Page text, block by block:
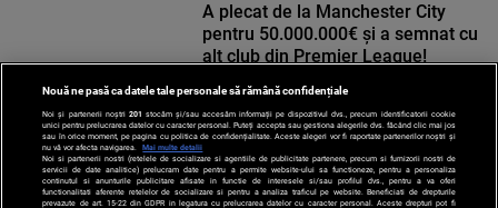
SPORT
A plecat de la Manchester City
pentru 50.000.000€ și a semnat cu
alt club din Premier League!
Nouă ne pasă ca datele tale personale să rămână confidențiale
Noi și partenerii noștri 201 stocăm și/sau accesăm informații pe dispozitivul dvs., precum identificatorii cookie
unici pentru prelucrarea datelor cu caracter personal. Puteți accepta sau gestiona alegerile dvs. făcând clic mai jos
sau în orice moment, pe pagina cu politica de confidențialitate. Aceste alegeri vor fi raportate partenerilor noștri și
nu vă vor afecta navigarea.
Mai multe detalii
Noi si partenerii nostri (retelele de socializare si agentiile de publicitate partenere, precum si furnizorii nostri de
servicii de date analitice) prelucram date pentru a permite website-ului sa functioneze, pentru a personaliza
continutul si anunturile publicitare afisate in functie de interesele si/sau profilul dvs., pentru a va oferi
functionalitati aferente retelelor de socializare si pentru a analiza traficul pe website. Beneficiati de drepturile
prevazute de art. 15-22 din GDPR in legatura cu prelucrarea datelor cu caracter personal. Aceste drepturi pot fi